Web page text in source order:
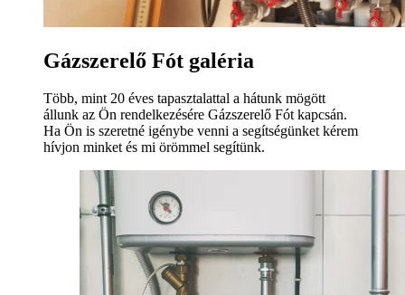
Gázszerelő Fót galéria
Több, mint 20 éves tapasztalattal a hátunk mögött
állunk az Ön rendelkezésére Gázszerelő Fót kapcsán.
Ha Ön is szeretné igénybe venni a segítségünket kérem
hívjon minket és mi örömmel segítünk.